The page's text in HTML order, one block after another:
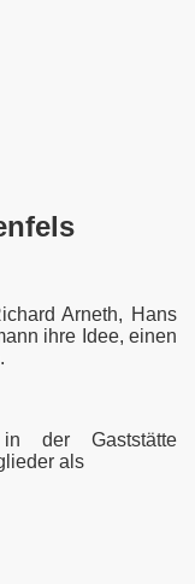
Arneth, Hans
ihre Idee, einen
in der Gaststätte
als